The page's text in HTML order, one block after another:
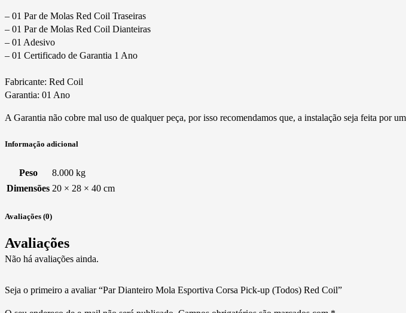
– 01 Par de Molas Red Coil Traseiras
– 01 Par de Molas Red Coil Dianteiras
– 01 Adesivo
– 01 Certificado de Garantia 1 Ano
Fabricante: Red Coil
Garantia: 01 Ano
A Garantia não cobre mal uso de qualquer peça, por isso recomendamos que, a instalação seja feita por
Informação adicional
Peso
8.000 kg
Dimensões 20 × 28 × 40 cm
Avaliações (0)
Avaliações
Não há avaliações ainda.
Seja o primeiro a avaliar “Par Dianteiro Mola Esportiva Corsa Pick-up (Todos) Red Coil”